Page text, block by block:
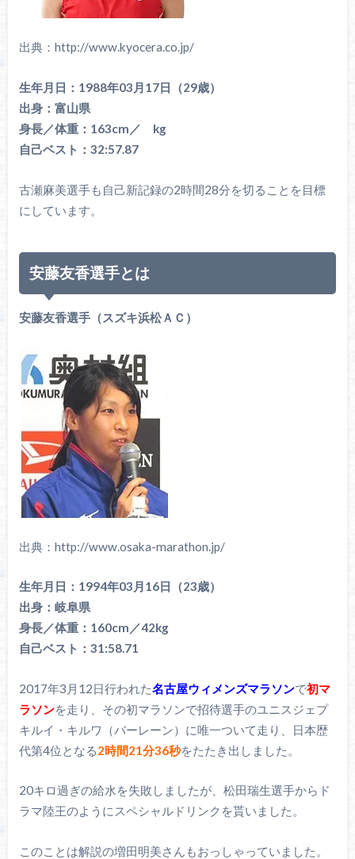
出典：http://www.kyocera.co.jp/
生年月日：1988年03月17日（29歳）
出身：富山県
身長／体重：163cm／ kg
自己ベスト：32:57.87
古瀬麻美選手も自己新記録の2時間28分を切ることを目標
にしています。
安藤友香選手とは
安藤友香選手（スズキ浜松ＡＣ）
出典：http://www.osaka-marathon.jp/
生年月日：1994年03月16日（23歳）
出身：岐阜県
身長／体重：160cm／42kg
自己ベスト：31:58.71
2017年3月12日行われた名古屋ウィメンズマラソンで初マ
ラソンを走り、その初マラソンで招待選手のユニスジェプ
キルイ・キルワ（バーレーン）に唯一ついて走り、日本歴
代第4位となる2時間21分36秒をたたき出しました。
20キロ過ぎの給水を失敗しましたが、松田瑞生選手からド
ラマ陸王のようにスペシャルドリンクを貰いました。
このことは解説の増田明美さんもおっしゃっていました。